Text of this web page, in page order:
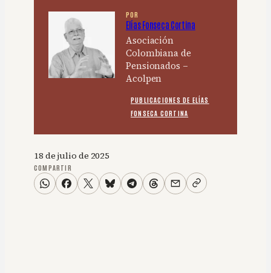
POR
Elías Fonseca Cortina
Asociación
Colombiana de
Pensionados –
Acolpen
PUBLICACIONES DE ELÍAS
FONSECA CORTINA
18 de julio de 2025
COMPARTIR